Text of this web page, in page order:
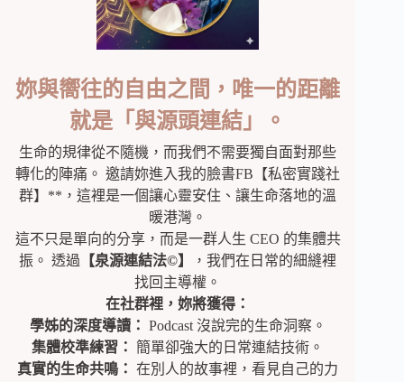
妳與嚮往的自由之間，唯一的距離
就是「與源頭連結」。
生命的規律從不隨機，而我們不需要獨自面對那些
轉化的陣痛。 邀請妳進入我的臉書FB【私密實踐社
群】**，這裡是一個讓心靈安住、讓生命落地的溫
暖港灣。
這不只是單向的分享，而是一群人生 CEO 的集體共
振。 透過 【泉源連結法©】
，我們在日常的細縫裡
找回主導權。
在社群裡，妳將獲得：
學姊的深度導讀： Podcast 沒說完的生命洞察。
集體校準練習：
簡單卻強大的日常連結技術。
真實的生命共鳴： 在別人的故事裡，看見自己的力